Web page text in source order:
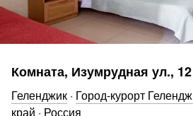
Комната, Изумрудная ул., 12
Геленджик · Город-курорт
край · Россия